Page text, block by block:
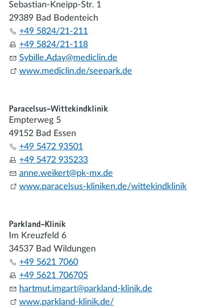
Sebastian-Kneipp-Str. 1
29389 Bad Bodenteich
+49 5824/21-211
+49 5824/21-118
Syb
Ad y m d cl n d
www.mediclin.de/seepark.de
Paracelsus-Wittekindklinik
Empterweg 5
49152 Bad Essen
+49 5472 93501
+49 5472 935233
nn
w k rt pk-mx d
www.paracelsus-kliniken.de/wittekindklinik
Parkland-Klinik
Im Kreuzfeld 6
34537 Bad Wildungen
+49 5621 7060
+49 5621 706705
h
rtm t mg rt p rkl nd-kl n k d
www.parkland-klinik.de/